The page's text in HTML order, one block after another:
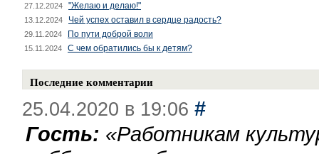
27.12.2024 "Желаю и делаю!"
13.12.2024 Чей успех оставил в сердце радость?
29.11.2024 По пути доброй воли
15.11.2024 С чем обратились бы к детям?
Последние комментарии
25.04.2020 в 19:06 #
Гость: «Работникам